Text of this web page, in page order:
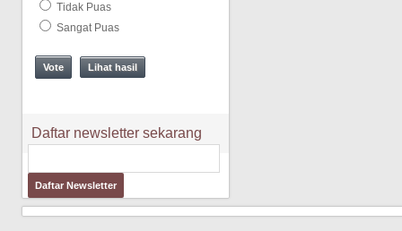
Tidak Puas
Sangat Puas
Lihat hasil
Daftar newsletter sekarang